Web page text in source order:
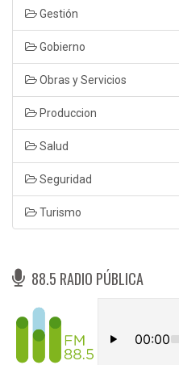
Gestión
Gobierno
Obras y Servicios
Produccion
Salud
Seguridad
Turismo
88.5 RADIO PÚBLICA